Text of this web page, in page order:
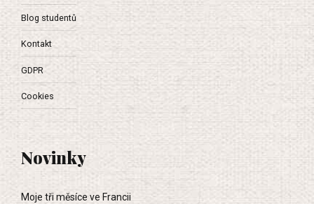
Blog studentů
Kontakt
GDPR
Cookies
Novinky
Moje tři měsíce ve Francii